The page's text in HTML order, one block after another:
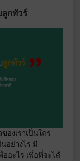
กทัวร์
องเราเป็นใคร
อย่างไร มี
ออะไร เพื่อที่จะได้